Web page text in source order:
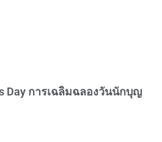
Day การเฉลิมฉลองวันนักบุญ